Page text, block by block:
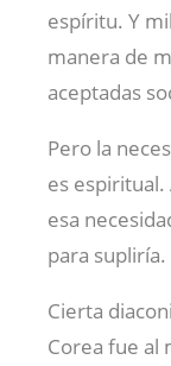
espíritu. Y
manera de
aceptadas
Pero la
es
esa
para supliría.
Cierta
Corea fue al